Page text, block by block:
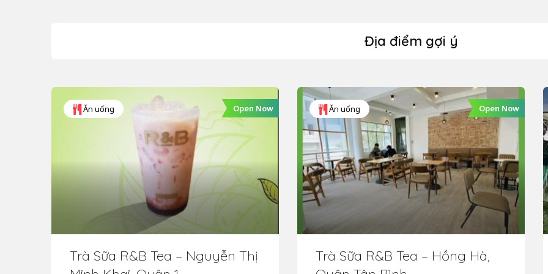
Địa điểm gợi ý
Ăn uống Open Now
Trà Sữa R&B Tea – Nguyễn Thị
Ăn uống Open Now
Trà Sữa R&B Tea – Hồng Hà,